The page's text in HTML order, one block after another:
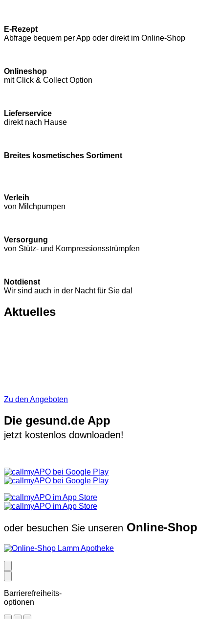
E-Rezept
Abfrage bequem per App oder direkt im Online-Shop
Onlineshop
mit Click & Collect Option
Lieferservice
direkt nach Hause
Breites kosmetisches Sortiment
Verleih
von Milchpumpen
Versorgung
von Stütz- und Kompressions­strümpfen
Notdienst
Wir sind auch in der Nacht für Sie da!
Aktuelles
Zu den Angeboten
Die gesund.de App
jetzt kostenlos downloaden!
oder besuchen Sie unseren Online-Shop
Barrierefreiheits-
optionen